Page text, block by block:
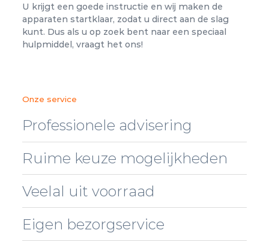
U krijgt een goede instructie en wij maken de
apparaten startklaar, zodat u direct aan de slag
kunt. Dus als u op zoek bent naar een speciaal
hulpmiddel, vraagt ​​het ons!
Onze service
Professionele advisering
Ruime keuze mogelijkheden
Veelal uit voorraad
Eigen bezorgservice